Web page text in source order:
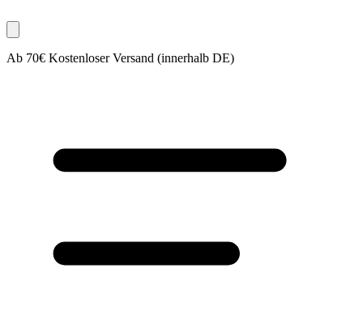
Ab 70€ Kostenloser Versand (innerhalb DE)